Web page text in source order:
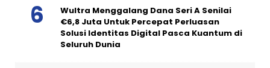
Wultra Menggalang Dana Seri A Senilai
€6,8 Juta Untuk Percepat Perluasan
Solusi Identitas Digital Pasca Kuantum di
Seluruh Dunia